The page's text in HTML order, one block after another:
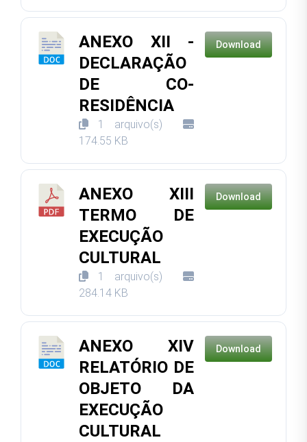
ANEXO XII -
DECLARAÇÃO
DE CO-
RESIDÊNCIA
1 arquivo(s)
174.55 KB
Download
ANEXO XIII
TERMO DE
EXECUÇÃO
CULTURAL
1 arquivo(s)
284.14 KB
Download
ANEXO XIV
RELATÓRIO DE
OBJETO DA
EXECUÇÃO
CULTURAL
Download